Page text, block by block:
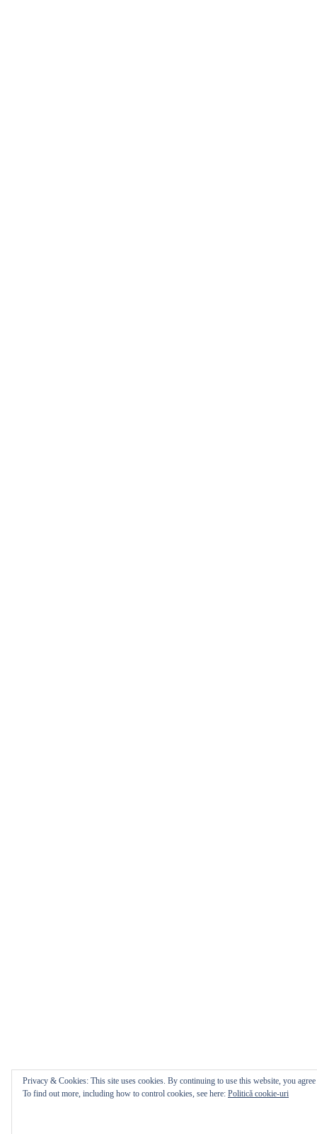
Privacy & Cookies: This site uses cookies. By continuing to use this website, you
To find out more, including how to control cookies, see here: Politică cookie-uri